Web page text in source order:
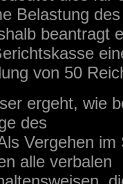
Belastung des
beantragt
von 50
ergeht, wie
des
Vergehen im
alle verbalen